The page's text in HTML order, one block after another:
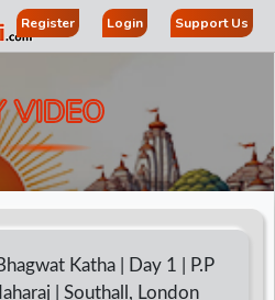
Register Login Support Us
VIDEO
Katha | Day 1 | P.P
| Southall, London